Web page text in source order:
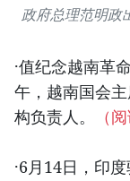
政府总理范明政
·值纪念越南革
午，越南国会
构负责人。
（
·6月14日，印